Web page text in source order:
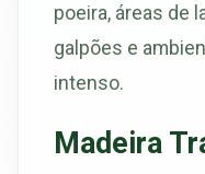
poeira, áreas de
galpões e
intenso.
Madeira